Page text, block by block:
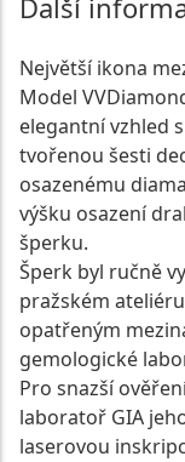
Další
Největší ikona
Model
elegantní vzhled
tvořenou šesti
osazenému
výšku osazení
šperku.
Šperk byl ručně
pražském
opatřeným
gemologické
Pro snazší
laboratoř GIA
laserovou